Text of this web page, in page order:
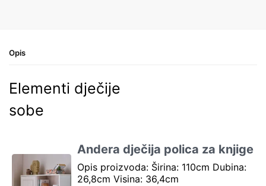
Opis
Elementi dječije
sobe
Andera dječija polica za knjige
Opis proizvoda: Širina: 110cm Dubina:
26,8cm Visina: 36,4cm